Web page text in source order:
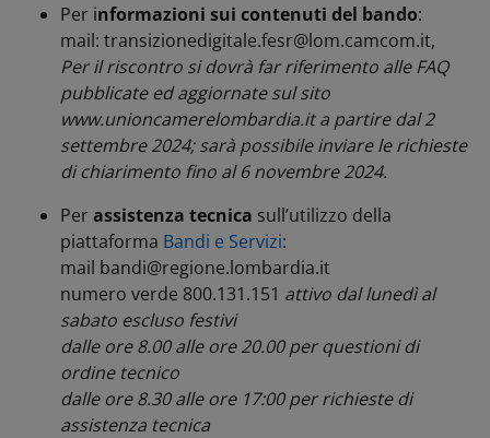
Per informazioni sui contenuti del bando:
mail: transizionedigitale.fesr@lom.camcom.it,
Per il riscontro si dovrà far riferimento alle FAQ
pubblicate ed aggiornate sul sito
www.unioncamerelombardia.it a partire dal 2
settembre 2024; sarà possibile inviare le richieste
di chiarimento fino al 6 novembre 2024.
Perassistenza tecnica sull’utilizzo della
piattaforma Bandi e Servizi:
mail bandi@regione.lombardia.it
numero verde 800.131.151 attivo dal lunedì al
sabato escluso festivi
dalle ore 8.00 alle ore 20.00 per questioni di
ordine tecnico
dalle ore 8.30 alle ore 17:00 per richieste di
assistenza tecnica